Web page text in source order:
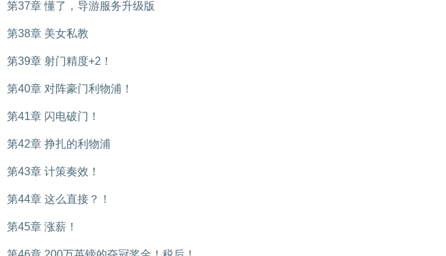
第37章 懂了，导游服务升级版
第38章 美女私教
第39章 射门精度+2！
第40章 对阵豪门利物浦！
第41章 闪电破门！
第42章 挣扎的利物浦
第43章 计策奏效！
第44章 这么直接？！
第45章 涨薪！